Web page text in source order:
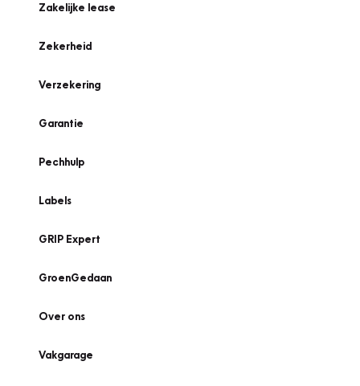
Zakelijke lease
Zekerheid
Verzekering
Garantie
Pechhulp
Labels
GRIP Expert
GroenGedaan
Over ons
Vakgarage